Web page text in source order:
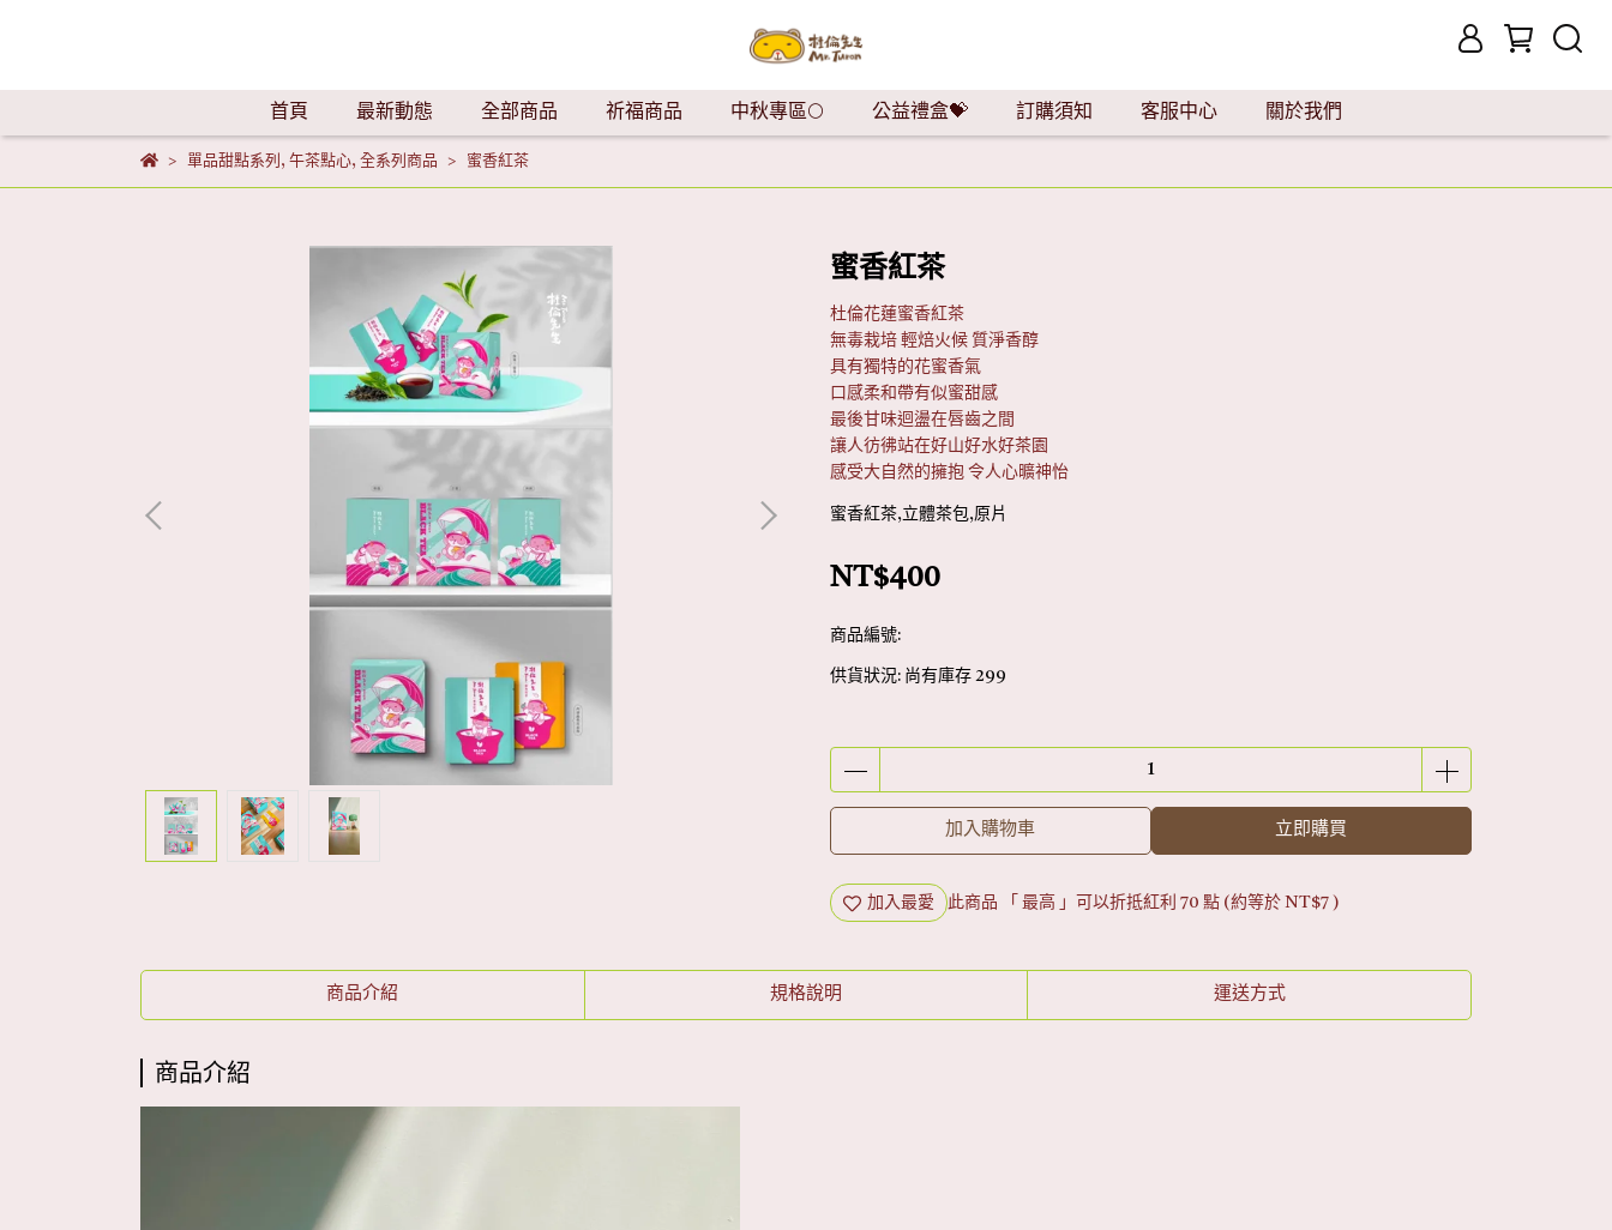
首頁 最新動態 全部商品 祈福商品 中秋專區🌕 公益禮盒💝 訂購須知 客服中心 關於我們
單品甜點系列 , 午茶點心, 全系列商品 蜜香紅茶
蜜香紅茶
杜倫花蓮蜜香紅茶
無毒栽培 輕焙火候 質淨香醇
具有獨特的花蜜香氣
口感柔和帶有似蜜甜感
最後甘味迴盪在唇齒之間
讓人彷彿站在好山好水好茶園
感受大自然的擁抱 令人心曠神怡
蜜香紅茶,立體茶包,原片
NT$400
商品編號:
供貨狀況: 尚有庫存 299
加入購物車 立即購買
加入最愛 此商品 「 最高 」可以折抵紅利 70 點 (約等於 NT$7 )
商品介紹 規格說明 運送方式
商品介紹